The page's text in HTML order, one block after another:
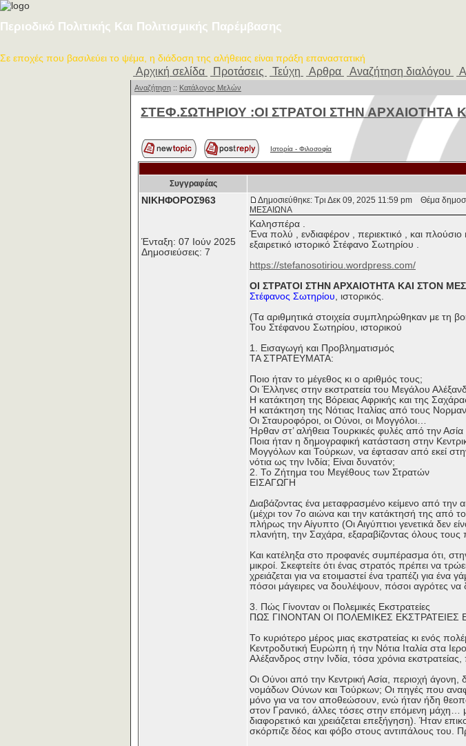
Περιοδικό Πολιτικής Και Πολιτισμικής Παρέμβασης
Σε εποχές που βασιλεύει το ψέμα, η διάδοση της αλήθειας είναι πράξη επαναστατική
Αρχική σελίδα Προτάσεις Τεύχη Αρθρα Αναζήτηση διαλόγου
Αναζήτηση :: Κατάλογος Μελών
ΣΤΕΦ.ΣΩΤΗΡΙΟΥ :ΟΙ ΣΤΡΑΤΟΙ ΣΤΗΝ ΑΡΧΑΙΟΤΗΤΑ
Ιστορία - Φιλοσοφία
Συγγραφέας
ΝΙΚΗΦΟΡΟΣ963
Ένταξη: 07 Ιούν 2025
Δημοσιεύσεις: 7
Δημοσιεύθηκε: Τρι Δεκ 09, 2025 11:59 pm
Θέμα
ΜΕΣΑΙΩΝΑ
Καλησπέρα .
Ένα πολύ , ενδιαφέρον , περιεκτικό , και
εξαιρετικό ιστορικό Στέφανο Σωτηρίου .
https://stefanosotiriou.wordpress.com/
ΟΙ ΣΤΡΑΤΟΙ ΣΤΗΝ ΑΡΧΑΙΟΤΗΤΑ ΚΑΙ ΣΤΟΝ
Στέφανος Σωτηρίου, ιστορικός.
(Τα αριθμητικά στοιχεία συμπληρώθηκαν με τη
Του Στέφανου Σωτηρίου, ιστορικού
1. Εισαγωγή και Προβληματισμός
ΤΑ ΣΤΡΑΤΕΥΜΑΤΑ:
Ποιο ήταν το μέγεθος κι ο αριθμός τους;
Οι Έλληνες στην εκστρατεία του Μεγάλου
Η κατάκτηση της Βόρειας Αφρικής και της
Η κατάκτηση της Νότιας Ιταλίας από τους
Οι Σταυροφόροι, οι Ούνοι, οι Μογγόλοι…
Ήρθαν στ’ αλήθεια Τουρκικές φυλές από την
Ποια ήταν η δημογραφική κατάσταση στην
Μογγόλων και Τούρκων, να έφτασαν από εκεί
νότια ως την Ινδία; Είναι δυνατόν;
2. Το Ζήτημα του Μεγέθους των Στρατών
ΕΙΣΑΓΩΓΗ
Διαβάζοντας ένα μεταφρασμένο κείμενο από
(μέχρι τον 7ο αιώνα και την κατάκτησή της από
πλήρως την Αίγυπτο (Οι Αιγύπτιοι γενετικά δεν
πλανήτη, την Σαχάρα, εξαραβίζοντας όλους
Και κατέληξα στο προφανές συμπέρασμα ότι,
μικροί. Σκεφτείτε ότι ένας στρατός πρέπει να
χρειάζεται για να ετοιμαστεί ένα τραπέζι για
πόσοι μάγειρες να δουλέψουν, πόσοι αγρότες
3. Πώς Γίνονταν οι Πολεμικές Εκστρατείες
ΠΩΣ ΓΙΝΟΝΤΑΝ ΟΙ ΠΟΛΕΜΙΚΕΣ ΕΚΣΤΡΑΤΕΙΕΣ
Το κυριότερο μέρος μιας εκστρατείας κι ενός
Κεντροδυτική Ευρώπη ή την Νότια Ιταλία στα
Αλέξανδρος στην Ινδία, τόσα χρόνια
Οι Ούνοι από την Κεντρική Ασία, περιοχή άγονη,
νομάδων Ούνων και Τούρκων; Οι πηγές που
μόνο για να τον αποθεώσουν, ενώ ήταν ήδη
στον Γρανικό, άλλες τόσες στην επόμενη μάχη…
διαφορετικό και χρειάζεται επεξήγηση). Ήταν
σκόρπιζε δέος και φόβο στους αντιπάλους του.